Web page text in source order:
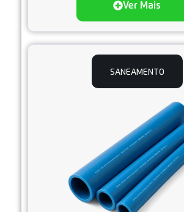
Ver Mais
SANEAMENTO